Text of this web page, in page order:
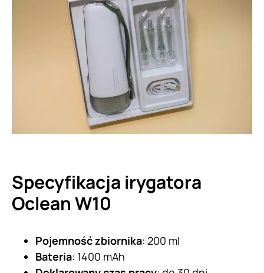
Specyfikacja irygatora
Oclean W10
Pojemność zbiornika: 200 ml
Bateria: 1400 mAh